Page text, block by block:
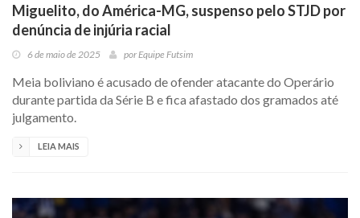
Miguelito, do América-MG, suspenso pelo STJD por
denúncia de injúria racial
6 de maio de 2025 por Equipe Futsim
Meia boliviano é acusado de ofender atacante do Operário
durante partida da Série B e fica afastado dos gramados até
julgamento.
LEIA MAIS